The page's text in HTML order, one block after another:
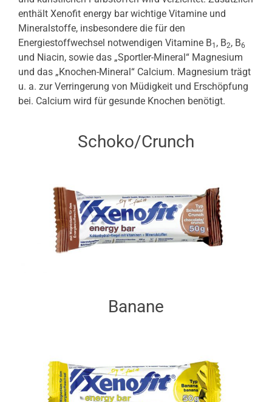
enthält Xenofit energy bar wichtige Vitamine und
Mineralstoffe, insbesondere die für den
Energiestoffwechsel notwendigen Vitamine B1 , B2, B6
und Niacin, sowie das „Sportler-Mineral“ Magnesium
und das „Knochen-Mineral“ Calcium. Magnesium trägt
u. a. zur Verringerung von Müdigkeit und Erschöpfung
bei. Calcium wird für gesunde Knochen benötigt.
Schoko/Crunch
Banane